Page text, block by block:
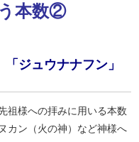
本数②
ジュウナナフン」
祖様への拝みに用いる本数
カン（火の神）など神様へ